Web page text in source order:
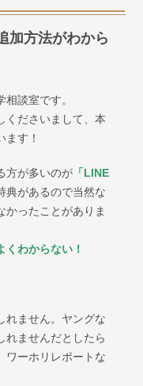
加方法がわから
談室です。
くださいまして、本
す！
方が多いのが 「LINE
典があるので当然な
かったことがありま
くわからない！
れません。ヤングな
れませんだとしたら
ワーホリレポートな